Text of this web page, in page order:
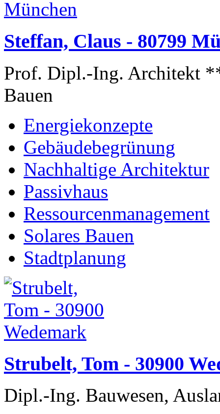
Steffan, Claus - 80799
Prof. Dipl.-Ing. Architekt
Bauen
Energiekonzepte
Gebäudebegrünung
Nachhaltige Architektur
Passivhaus
Ressourcenmanagement
Solares Bauen
Stadtplanung
Strubelt, Tom - 30900
Dipl.-Ing. Bauwesen,